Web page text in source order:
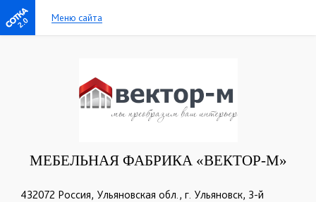
2.0 Меню сайта
МЕБЕЛЬНАЯ ФАБРИКА «ВЕКТОР-М»
432072 Россия, Ульяновская обл., г. Ульяновск, 3-й